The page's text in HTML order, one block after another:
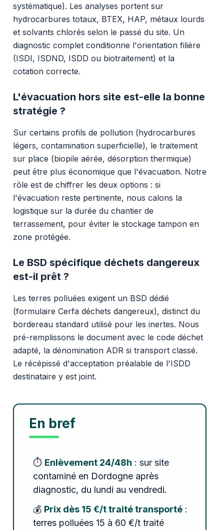
systématique). Les analyses portent sur
hydrocarbures totaux, BTEX, HAP, métaux lourds
et solvants chlorés selon le passé du site. Un
diagnostic complet conditionne l'orientation filière
(ISDI, ISDND, ISDD ou biotraitement) et la
cotation correcte.
L'évacuation hors site est-elle la bonne
stratégie ?
Sur certains profils de pollution (hydrocarbures
légers, contamination superficielle), le traitement
sur place (biopile aérée, désorption thermique)
peut être plus économique que l'évacuation. Notre
rôle est de chiffrer les deux options : si
l'évacuation reste pertinente, nous calons la
logistique sur la durée du chantier de
terrassement, pour éviter le stockage tampon en
zone protégée.
Le BSD spécifique déchets dangereux
est-il prêt ?
Les terres polluées exigent un BSD dédié
(formulaire Cerfa déchets dangereux), distinct du
bordereau standard utilisé pour les inertes. Nous
pré-remplissons le document avec le code déchet
adapté, la dénomination ADR si transport classé.
Le récépissé d'acceptation préalable de l'ISDD
destinataire y est joint.
En bref
⏱️ Enlèvement 24/48h : sur site
contaminé en Dordogne après
diagnostic, du lundi au vendredi.
💰 Prix dès 15 €/t traité transporté:
terres polluées 15 à 60 €/t traité